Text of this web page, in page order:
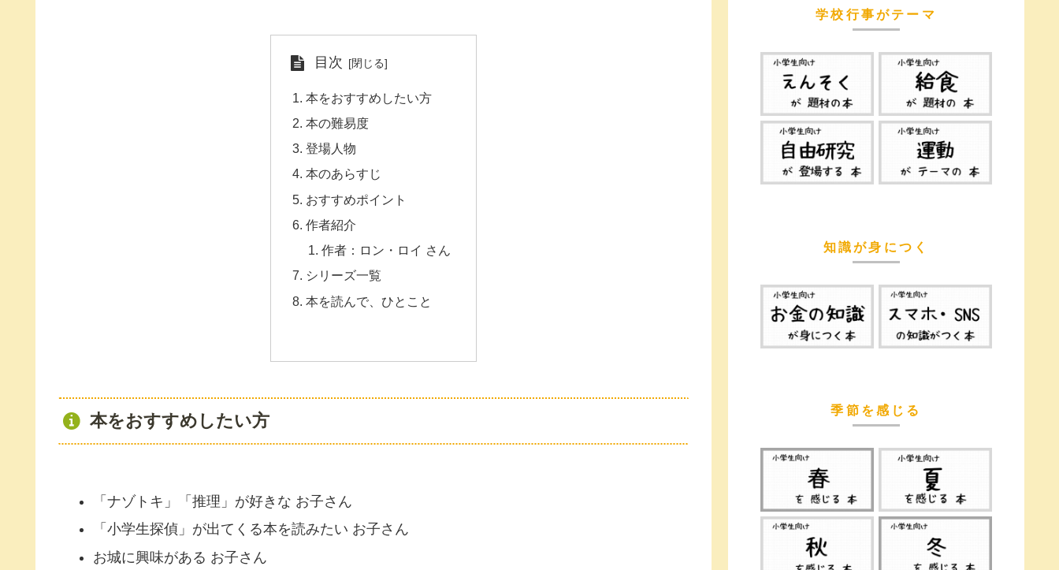
目次
本をおすすめしたい方
本の難易度
登場人物
本のあらすじ
おすすめポイント
作者紹介
作者：ロン・ロイ さん
シリーズ一覧
本を読んで、ひとこと
本をおすすめしたい方
「ナゾトキ」「推理」が好きな お子さん
「小学生探偵」が出てくる本を読みたい お子さん
お城に興味がある お子さん
学校行事がテーマ
知識が身につく
季節を感じる